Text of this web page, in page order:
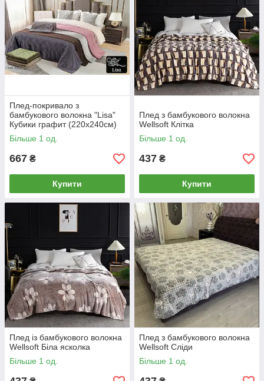
Плед-покривало з
бамбукового волокна "Lisa"
Кубики графит (220x240cм)
Більше 1 од.
667 ₴
Купити
Плед з бамбукового волокна
Wellsoft Клітка
Більше 1 од.
437 ₴
Купити
Плед із бамбукового волокна
Wellsoft Біла ясколка
Більше 1 од.
Плед з бамбукового волокна
Wellsoft Сліди
Більше 1 од.